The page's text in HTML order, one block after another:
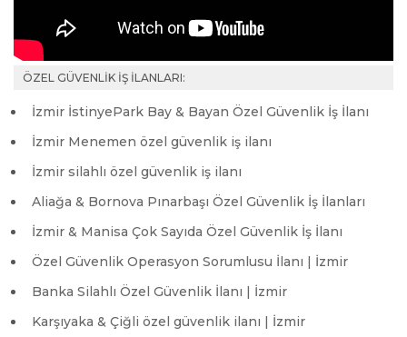
ÖZEL GÜVENLİK İŞ İLANLARI:
İzmir İstinyePark Bay & Bayan Özel Güvenlik İş İlanı
İzmir Menemen özel güvenlik iş ilanı
İzmir silahlı özel güvenlik iş ilanı
Aliağa & Bornova Pınarbaşı Özel Güvenlik İş İlanları
İzmir & Manisa Çok Sayıda Özel Güvenlik İş İlanı
Özel Güvenlik Operasyon Sorumlusu İlanı | İzmir
Banka Silahlı Özel Güvenlik İlanı | İzmir
Karşıyaka & Çiğli özel güvenlik ilanı | İzmir